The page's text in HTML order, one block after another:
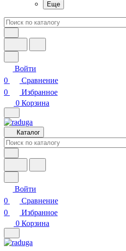
Еще
Войти
0
Сравнение
0
Избранное
0 Корзина
Каталог
Войти
0
Сравнение
0
Избранное
0 Корзина